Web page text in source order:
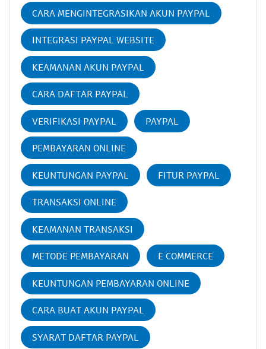
CARA MENGINTEGRASIKAN AKUN PAYPAL
INTEGRASI PAYPAL WEBSITE
KEAMANAN AKUN PAYPAL
CARA DAFTAR PAYPAL
VERIFIKASI PAYPAL PAYPAL
PEMBAYARAN ONLINE
KEUNTUNGAN PAYPAL FITUR PAYPAL
TRANSAKSI ONLINE
KEAMANAN TRANSAKSI
METODE PEMBAYARAN E COMMERCE
KEUNTUNGAN PEMBAYARAN ONLINE
CARA BUAT AKUN PAYPAL
SYARAT DAFTAR PAYPAL